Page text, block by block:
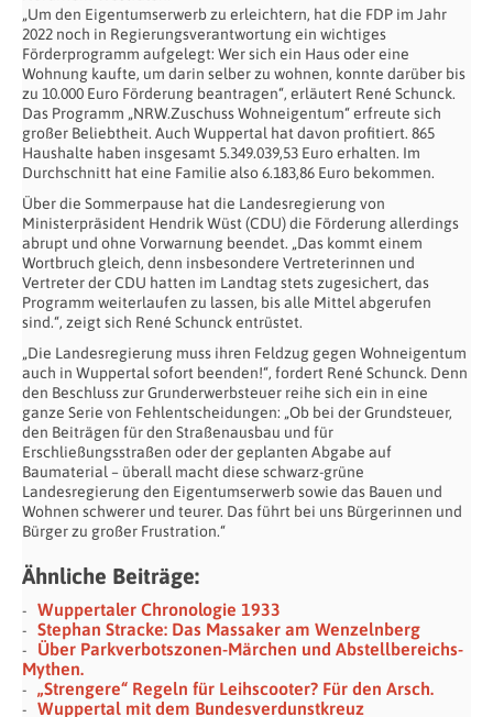
„Um den Eigentumserwerb zu erleichtern, hat die FDP im Jahr
2022 noch in Regierungsverantwortung ein wichtiges
Förderprogramm aufgelegt: Wer sich ein Haus oder eine
Wohnung kaufte, um darin selber zu wohnen, konnte darüber bis
zu 10.000 Euro Förderung beantragen“, erläutert René Schunck.
Das Programm „NRW.Zuschuss Wohneigentum“ erfreute sich
großer Beliebtheit. Auch Wuppertal hat davon profitiert. 865
Haushalte haben insgesamt 5.349.039,53 Euro erhalten. Im
Durchschnitt hat eine Familie also 6.183,86 Euro bekommen.
Über die Sommerpause hat die Landesregierung von
Ministerpräsident Hendrik Wüst (CDU) die Förderung allerdings
abrupt und ohne Vorwarnung beendet. „Das kommt einem
Wortbruch gleich, denn insbesondere Vertreterinnen und
Vertreter der CDU hatten im Landtag stets zugesichert, das
Programm weiterlaufen zu lassen, bis alle Mittel abgerufen
sind.“, zeigt sich René Schunck entrüstet.
„Die Landesregierung muss ihren Feldzug gegen Wohneigentum
auch in Wuppertal sofort beenden!“, fordert René Schunck. Denn
den Beschluss zur Grunderwerbsteuer reihe sich ein in eine
ganze Serie von Fehlentscheidungen: „Ob bei der Grundsteuer,
den Beiträgen für den Straßenausbau und für
Erschließungsstraßen oder der geplanten Abgabe auf
Baumaterial – überall macht diese schwarz-grüne
Landesregierung den Eigentumserwerb sowie das Bauen und
Wohnen schwerer und teurer. Das führt bei uns Bürgerinnen und
Bürger zu großer Frustration.“
Ähnliche Beiträge:
Wuppertaler Chronologie 1933
Stephan Stracke: Das Massaker am Wenzelnberg
Über Parkverbotszonen-Märchen und Abstellbereichs-
Mythen.
„Strengere“ Regeln für Leihscooter? Für den Arsch.
Wuppertal mit dem Bundesverdunstkreuz